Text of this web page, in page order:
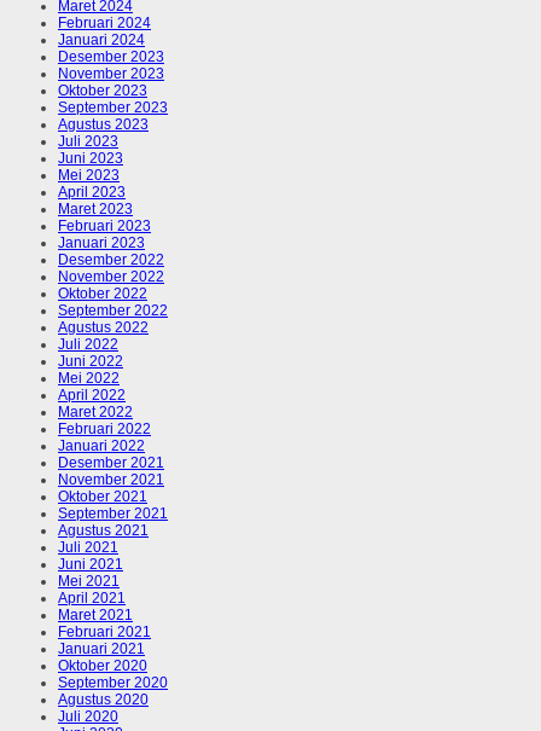
Maret 2024
Februari 2024
Januari 2024
Desember 2023
November 2023
Oktober 2023
September 2023
Agustus 2023
Juli 2023
Juni 2023
Mei 2023
April 2023
Maret 2023
Februari 2023
Januari 2023
Desember 2022
November 2022
Oktober 2022
September 2022
Agustus 2022
Juli 2022
Juni 2022
Mei 2022
April 2022
Maret 2022
Februari 2022
Januari 2022
Desember 2021
November 2021
Oktober 2021
September 2021
Agustus 2021
Juli 2021
Juni 2021
Mei 2021
April 2021
Maret 2021
Februari 2021
Januari 2021
Oktober 2020
September 2020
Agustus 2020
Juli 2020